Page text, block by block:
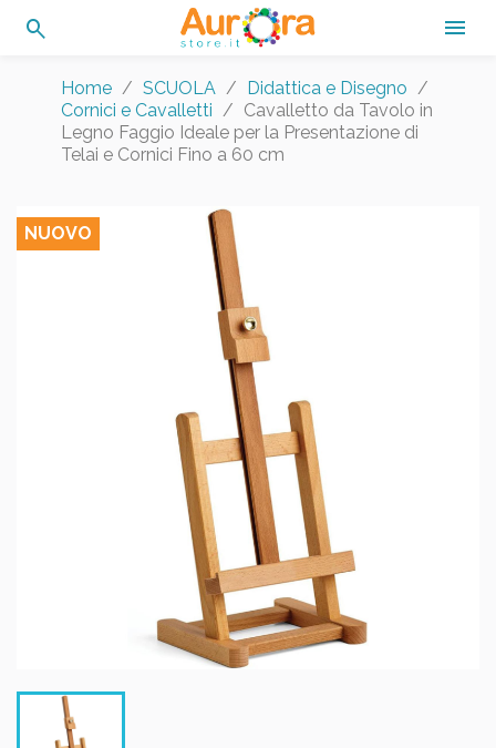
search 
Home SCUOLA
Didattica e Disegno
Cornici e Cavalletti
Cavalletto da Tavolo in
Legno Faggio Ideale per la Presentazione di
Telai e Cornici Fino a 60 cm
NUOVO